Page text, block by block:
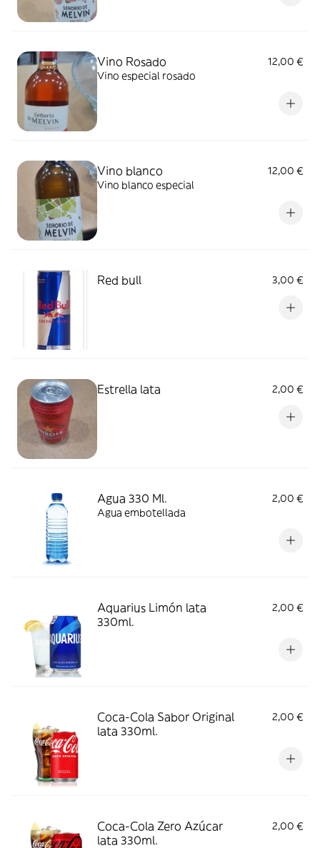
Vino Rosado
12,00 €
Vino especial rosado
Vino blanco
12,00 €
Vino blanco especial
Red bull 3,00 €
Estrella lata 2,00 €
Agua 330 Ml.
2,00 €
Agua embotellada
Aquarius Limón lata
330ml.
2,00 €
Coca-Cola Sabor Original
lata 330ml.
2,00 €
Coca-Cola Zero Azúcar
lata 330ml.
2,00 €